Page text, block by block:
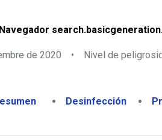
de 2020 • Nivel de
Desinfección